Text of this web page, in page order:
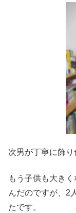
次男が丁寧に飾り
もう子供も大き
んだのですが、2
たです。